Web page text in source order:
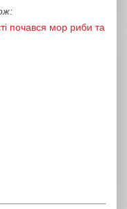
почався мор риби та